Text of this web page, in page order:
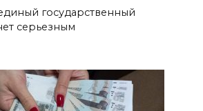
государственный
серьезным